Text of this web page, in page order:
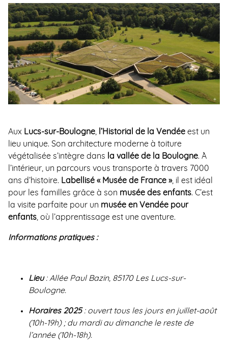
Aux Lucs-sur-Boulogne l’Historial de la Vendée est un
lieu unique. Son architecture moderne à toiture
végétalisée s’intègre dans la vallée de la Boulogne. À
l’intérieur, un parcours vous transporte à travers 7000
ans d’histoire. Labellisé « Musée de France », il est idéal
pour les familles grâce à son musée des enfants. C’est
la visite parfaite pour un musée en Vendée pour
enfants , où l’apprentissage est une aventure.
Informations pratiques :
Lieu: Allée Paul Bazin, 85170 Les Lucs-sur-
Boulogne.
Horaires 2025: ouvert tous les jours en juillet-août
(10h-19h) ; du mardi au dimanche le reste de
l’année (10h-18h).